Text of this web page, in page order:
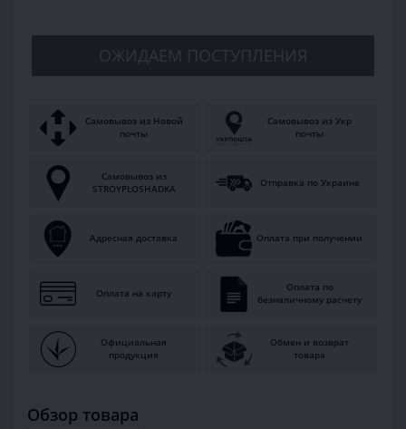
ОЖИДАЕМ ПОСТУПЛЕНИЯ
Самовывоз из Новой
почты
Самовывоз из Укр
почты
Самовывоз из
STROYPLOSHADKA
Отправка по Украине
Адресная доставка Оплата при получении
Оплата на карту
Оплата по
безналичному расчету
Официальная
продукция
Обмен и возврат
товара
Обзор товара